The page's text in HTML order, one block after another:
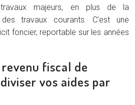
travaux majeurs, en plus de la
travaux courants. C’est une
foncier, reportable sur les années
fiscal de
vos aides par